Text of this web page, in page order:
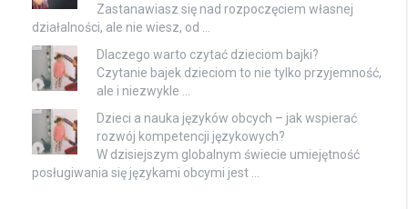
Zastanawiasz się nad rozpoczęciem własnej
działalności, ale nie wiesz, od …
Dlaczego warto czytać dzieciom bajki?
Czytanie bajek dzieciom to nie tylko przyjemność,
ale i niezwykle …
Dzieci a nauka języków obcych – jak wspierać
rozwój kompetencji językowych?
W dzisiejszym globalnym świecie umiejętność
posługiwania się językami obcymi jest …